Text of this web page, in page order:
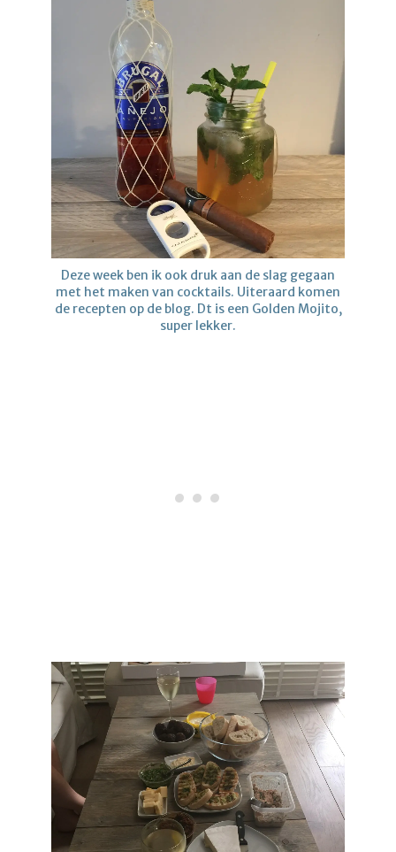
Deze week ben ik ook druk aan de slag gegaan
met het maken van cocktails. Uiteraard komen
de recepten op de blog. Dt is een Golden Mojito,
super lekker.